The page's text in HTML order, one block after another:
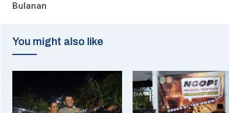
Bulanan
You might also like